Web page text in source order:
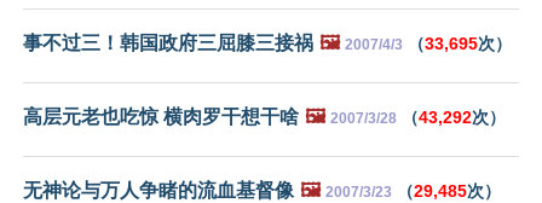
事不过三！韩国政府三屈膝三接祸 🖼️ 2007/4/3 （33,695次）
高层元老也吃惊 横肉罗干想干啥 🖼️ 2007/3/28 （43,292次）
无神论与万人争睹的流血基督像 🖼️ 2007/3/23 （29,485次）